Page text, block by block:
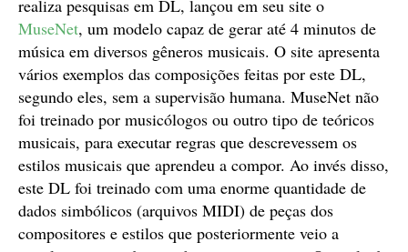
realiza pesquisas em DL, lançou em seu site o
MuseNet, um modelo capaz de gerar até 4 minutos de
música em diversos gêneros musicais. O site apresenta
vários exemplos das composições feitas por este DL,
segundo eles, sem a supervisão humana. MuseNet não
foi treinado por musicólogos ou outro tipo de teóricos
musicais, para executar regras que descrevessem os
estilos musicais que aprendeu a compor. Ao invés disso,
este DL foi treinado com uma enorme quantidade de
dados simbólicos (arquivos MIDI) de peças dos
compositores e estilos que posteriormente veio a